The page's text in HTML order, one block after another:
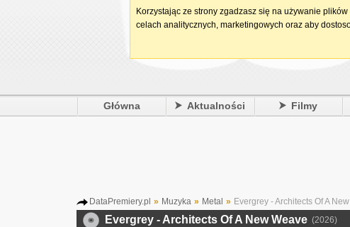
Główna Aktualności Filmy
DataPremiery.pl » Muzyka » Metal » Evergrey - Architects Of A
Evergrey - Architects Of A New Weave (2026)
Korzystając ze strony zgadzasz się na używanie
celach analitycznych, marketingowych oraz aby